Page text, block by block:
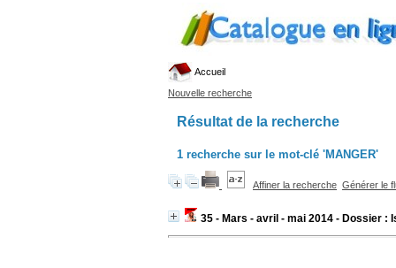
Accueil
Nouvelle recherche
Résultat de la recherche
1 recherche sur le mot-clé 'MANGER'
Affiner la recherche Générer le
35 - Mars - avril - mai 2014 - Dossier :